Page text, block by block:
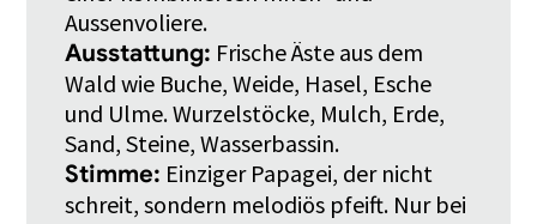
Aussenvoliere.
Ausstattung: Frische Äste aus dem
Wald wie Buche, Weide, Hasel, Esche
und Ulme. Wurzelstöcke, Mulch, Erde,
Sand, Steine, Wasserbassin.
Stimme: Einziger Papagei, der nicht
schreit, sondern melodiös pfeift. Nur bei